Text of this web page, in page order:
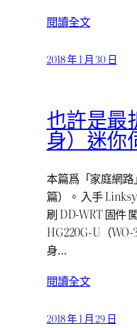
閱讀全文
2018 年 1 月 30 日
也許是最
身）迷你
本篇爲「家庭網路
篇）。 入手
刷 DD-WRT 固件
HG220G-U（
身…
閱讀全文
2018 年 1 月 29 日